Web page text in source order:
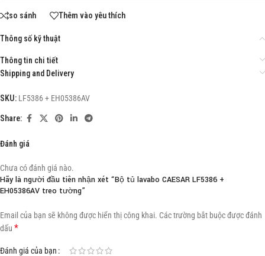
so sánh Thêm vào yêu thích
Thông số kỹ thuật
Thông tin chi tiết
Shipping and Delivery
SKU: LF5386 + EH05386AV
Share:
Đánh giá
Chưa có đánh giá nào.
Hãy là người đầu tiên nhận xét “Bộ tủ lavabo CAESAR LF5386 +
EH05386AV treo tường”
Email của bạn sẽ không được hiển thị công khai. Các trường bắt buộc được đánh
dấu *
Đánh giá của bạn